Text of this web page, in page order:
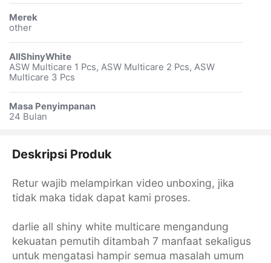
Merek
other
AllShinyWhite
ASW Multicare 1 Pcs, ASW Multicare 2 Pcs, ASW
Multicare 3 Pcs
Masa Penyimpanan
24 Bulan
Deskripsi Produk
Retur wajib melampirkan video unboxing, jika
tidak maka tidak dapat kami proses.
darlie all shiny white multicare mengandung
kekuatan pemutih ditambah 7 manfaat sekaligus
untuk mengatasi hampir semua masalah umum